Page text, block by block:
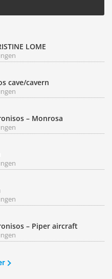
LOME
cave/cavern
– Monrosa
– Piper aircraft